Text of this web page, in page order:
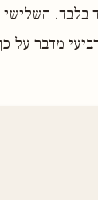
בלבד.
מדבר